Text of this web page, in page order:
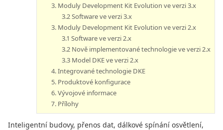
3. Moduly Development Kit Evolution ve verzi 3.x
3.2 Software ve verzi 3.x
3. Moduly Development Kit Evolution ve verzi 2.x
3.1 Software ve verzi 2.x
3.2 Nově implementované technologie ve verzi 2.x
3.3 Model DKE ve verzi 2.x
4. Integrované technologie DKE
5. Produktové konfigurace
6. Vývojové informace
7. Přílohy
Inteligentní budovy, přenos dat, dálkové spínání osvětlení,